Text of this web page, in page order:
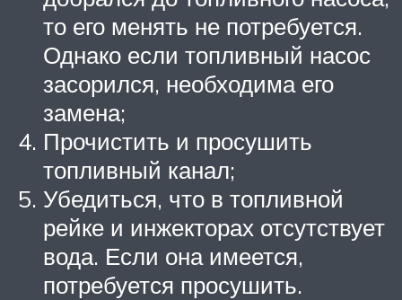
то его менять не потребуется.
Однако если топливный насос
засорился, необходима его
замена;
Прочистить и просушить
топливный канал;
Убедиться, что в топливной
рейке и инжекторах отсутствует
вода. Если она имеется,
потребуется просушить.